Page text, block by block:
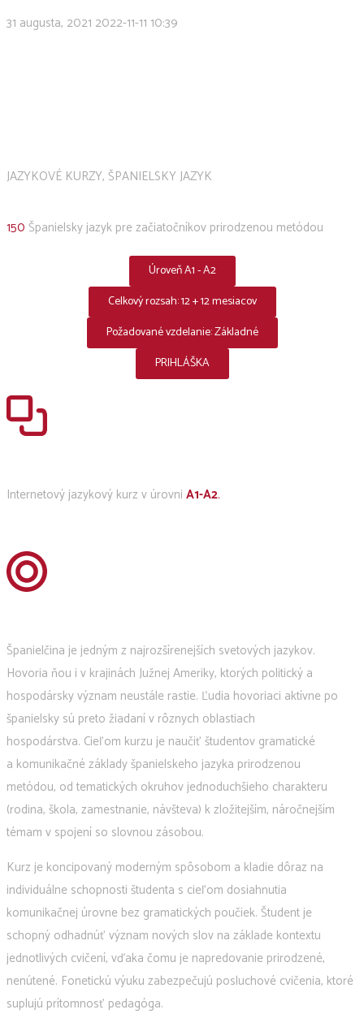
31 augusta, 2021 2022-11-11 10:39
JAZYKOVÉ KURZY, ŠPANIELSKY JAZYK
150 Španielsky jazyk pre začiatočníkov prirodzenou metódou
Úroveň A1 - A2
Celkový rozsah: 12 + 12 mesiacov
Požadované vzdelanie: Základné
PRIHLÁŠKA
Internetový jazykový kurz v úrovni A1-A2.
Španielčina je jedným z najrozšírenejších svetových jazykov.
Hovoria ňou i v krajinách Južnej Ameriky, ktorých politický a
hospodársky význam neustále rastie. Ľudia hovoriaci aktívne po
španielsky sú preto žiadaní v rôznych oblastiach
hospodárstva. Cieľom kurzu je naučiť študentov gramatické
a komunikačné základy španielskeho jazyka prirodzenou
metódou, od tematických okruhov jednoduchšieho charakteru
(rodina, škola, zamestnanie, návšteva) k zložitejším, náročnejším
témam v spojení so slovnou zásobou.
Kurz je koncipovaný moderným spôsobom a kladie dôraz na
individuálne schopnosti študenta s cieľom dosiahnutia
komunikačnej úrovne bez gramatických poučiek. Študent je
schopný odhadnúť význam nových slov na základe kontextu
jednotlivých cvičení, vďaka čomu je napredovanie prirodzené,
nenútené. Fonetickú výuku zabezpečujú posluchové cvičenia, ktoré
suplujú prítomnosť pedagóga.